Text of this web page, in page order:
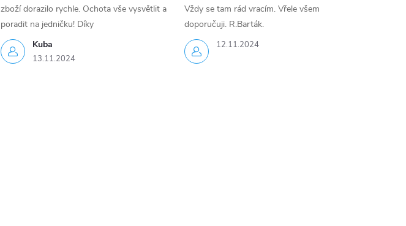
Kuba
13.11.2024
zboží dorazilo rychle. Ochota vše vysvětlit a
poradit na jedničku! Díky
12.11.2024
Vždy se tam rád vracím. Vřele všem
doporučuji. R.Barták.